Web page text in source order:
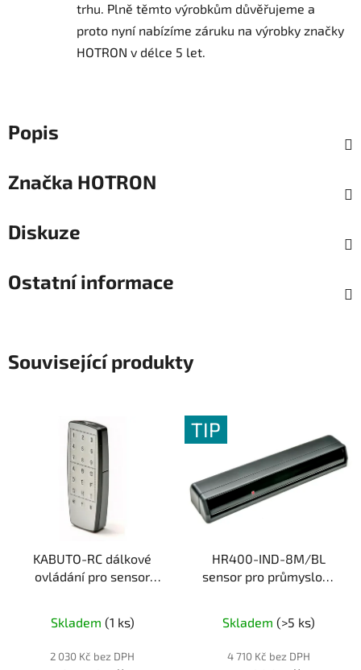
trhu. Plně těmto výrobkům důvěřujeme a
proto nyní nabízíme záruku na výrobky značky
HOTRON v délce 5 let.
Popis
Značka HOTRON
Diskuze
Ostatní informace
Související produkty
KABUTO-RC dálkové
ovládání pro sensor
Skladem (1 ks)
2 030 Kč bez DPH
TIP
HR400-IND-8M/BL
sensor pro průmyslová
Skladem (>5 ks)
4 710 Kč bez DPH